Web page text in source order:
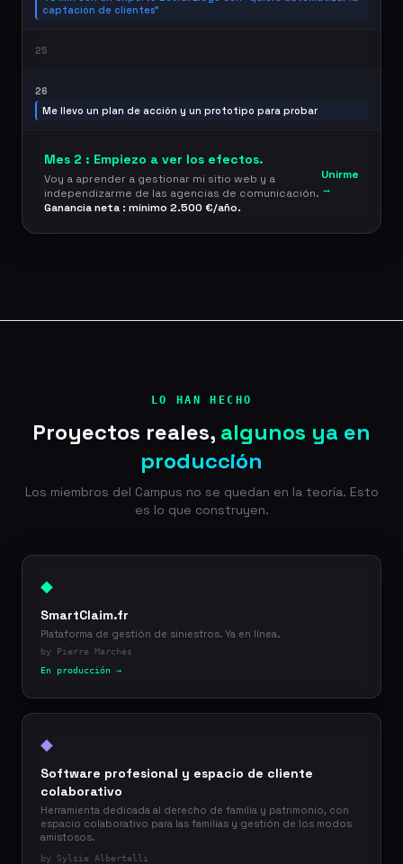
captación de clientes"
25
26
Me llevo un plan de acción y un prototipo para probar
Mes 2 : Empiezo a ver los efectos.
Voy a aprender a gestionar mi sitio web y a
independizarme de las agencias de comunicación.
Ganancia neta : mínimo 2.500 €/año.
Unirme
→
LO HAN HECHO
Proyectos reales, algunos ya en
producción
Los miembros del Campus no se quedan en la teoría. Esto
es lo que construyen.
◆
SmartClaim.fr
Plataforma de gestión de siniestros. Ya en línea.
by Pierre Marchès
En producción →
◆
Software profesional y espacio de cliente
colaborativo
Herramienta dedicada al derecho de familia y patrimonio, con
espacio colaborativo para las familias y gestión de los modos
amistosos.
by Sylsie Albertelli